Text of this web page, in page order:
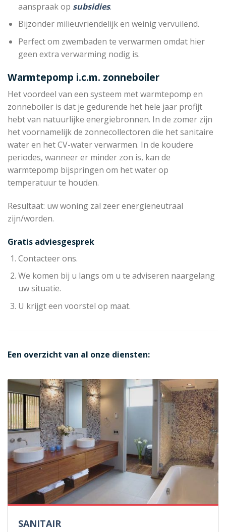
aanspraak op subsidies.
Bijzonder milieuvriendelijk en weinig vervuilend.
Perfect om zwembaden te verwarmen omdat hier
geen extra verwarming nodig is.
Warmtepomp i.c.m. zonneboiler
Het voordeel van een systeem met warmtepomp en
zonneboiler is dat je gedurende het hele jaar profijt
hebt van natuurlijke energiebronnen. In de zomer zijn
het voornamelijk de zonnecollectoren die het sanitaire
water en het CV-water verwarmen. In de koudere
periodes, wanneer er minder zon is, kan de
warmtepomp bijspringen om het water op
temperatuur te houden.
Resultaat: uw woning zal zeer energieneutraal
zijn/worden.
Gratis adviesgesprek
Contacteer ons.
We komen bij u langs om u te adviseren naargelang
uw situatie.
U krijgt een voorstel op maat.
Een overzicht van al onze diensten:
SANITAIR